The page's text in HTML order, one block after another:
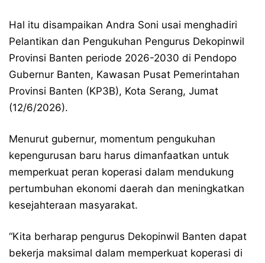
Hal itu disampaikan Andra Soni usai menghadiri
Pelantikan dan Pengukuhan Pengurus Dekopinwil
Provinsi Banten periode 2026-2030 di Pendopo
Gubernur Banten, Kawasan Pusat Pemerintahan
Provinsi Banten (KP3B), Kota Serang, Jumat
(12/6/2026).
Menurut gubernur, momentum pengukuhan
kepengurusan baru harus dimanfaatkan untuk
memperkuat peran koperasi dalam mendukung
pertumbuhan ekonomi daerah dan meningkatkan
kesejahteraan masyarakat.
“Kita berharap pengurus Dekopinwil Banten dapat
bekerja maksimal dalam memperkuat koperasi di